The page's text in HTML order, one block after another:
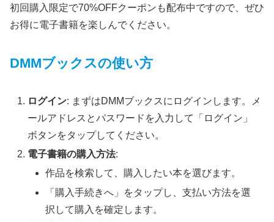
初回購入限定で70%OFFクーポンも配布中ですので、ぜひ
お得に電子書籍を楽しんでください。
DMMブックスの使い方
ログイン: まずはDMMブックスにログインします。メ
ールアドレスとパスワードを入力して「ログイン」
ボタンをタップしてください。
電子書籍の購入方法:
作品を検索して、購入したい本を選びます。
「購入手続きへ」をタップし、支払い方法を選
択して購入を確定します。